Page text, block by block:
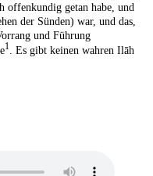
offenkundig getan habe, und
der Sünden) war, und das,
und Führung
1. Es gibt keinen wahren Ilāh